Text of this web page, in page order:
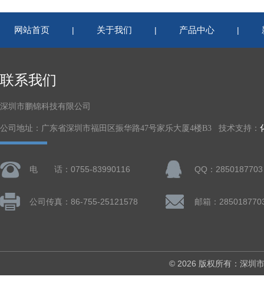
网站首页 | 关于我们 | 产品中心 |
联系我们
深圳市鹏锦科技有限公司
公司地址：广东省深圳市福田区振华路47号家乐大厦4楼B3 技术支持：
电 话：0755-83990116 QQ：2850187703
公司传真：86-755-25121578 邮箱：
© 2026 版权所有：深圳